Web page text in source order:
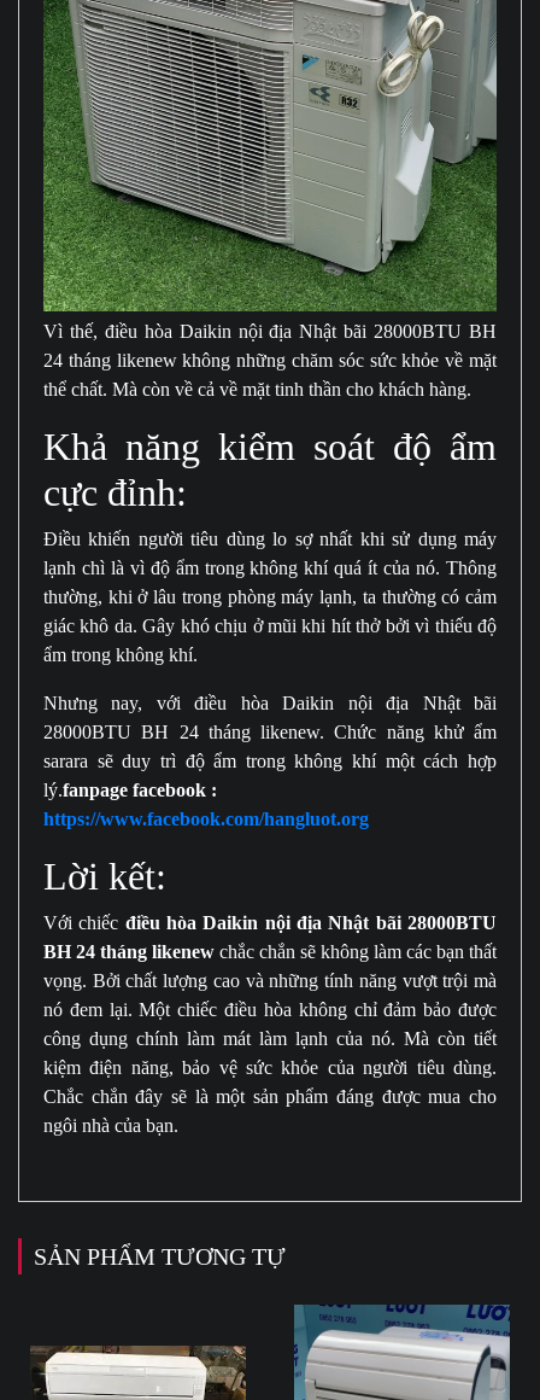
Vì thế, điều hòa Daikin nội địa Nhật bãi 28000BTU BH
24 tháng likenew không những chăm sóc sức khỏe về mặt
thể chất. Mà còn về cả về mặt tinh thần cho khách hàng.
Khả năng kiểm soát độ ẩm
cực đỉnh:
Điều khiến người tiêu dùng lo sợ nhất khi sử dụng máy
lạnh chì là vì độ ẩm trong không khí quá ít của nó. Thông
thường, khi ở lâu trong phòng máy lạnh, ta thường có cảm
giác khô da. Gây khó chịu ở mũi khi hít thở bởi vì thiếu độ
ẩm trong không khí.
Nhưng nay, với điều hòa Daikin nội địa Nhật bãi
28000BTU BH 24 tháng likenew. Chức năng khử ẩm
sarara sẽ duy trì độ ẩm trong không khí một cách hợp
lý.fanpage facebook :
https://www.facebook.com/hangluot.org
Lời kết:
Với chiếc điều hòa Daikin nội địa Nhật bãi 28000BTU
BH 24 tháng likenew chắc chắn sẽ không làm các bạn thất
vọng. Bởi chất lượng cao và những tính năng vượt trội mà
nó đem lại. Một chiếc điều hòa không chỉ đảm bảo được
công dụng chính làm mát làm lạnh của nó. Mà còn tiết
kiệm điện năng, bảo vệ sức khỏe của người tiêu dùng.
Chắc chắn đây sẽ là một sản phẩm đáng được mua cho
ngôi nhà của bạn.
SẢN PHẨM TƯƠNG TỰ